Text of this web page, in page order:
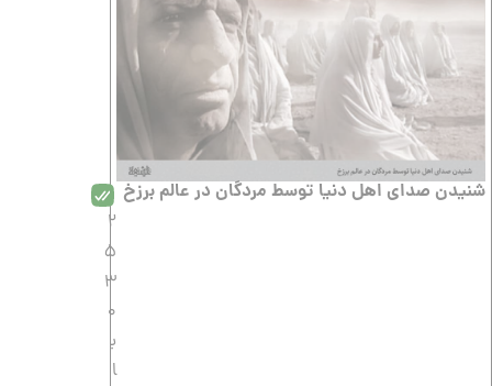
شنیدن صدای اهل دنیا توسط مردگان در عالم برزخ
2
5
3
0
ب
ا